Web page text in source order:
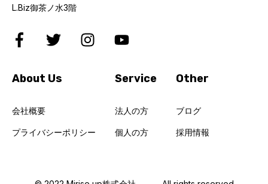
L.Biz御茶ノ水3階
About Us
会社概要
プライバシーポリシー
Service
法人の方
個人の方
Other
ブログ
採用情報